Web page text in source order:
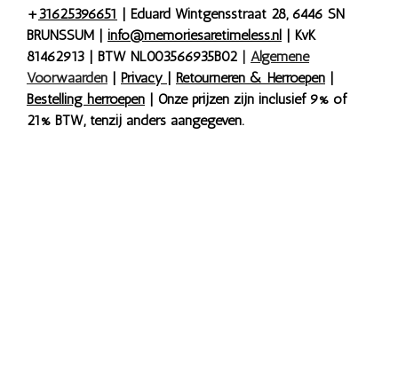
+31625396651 | Eduard Wintgensstraat 28, 6446 SN
BRUNSSUM | info@memoriesaretimeless.nl | KvK
81462913 | BTW NL003566935B02 | Algemene
Voorwaarden | Privacy | Retourneren & Herroepen |
Bestelling herroepen | Onze prijzen zijn inclusief 9% of
21% BTW, tenzij anders aangegeven.